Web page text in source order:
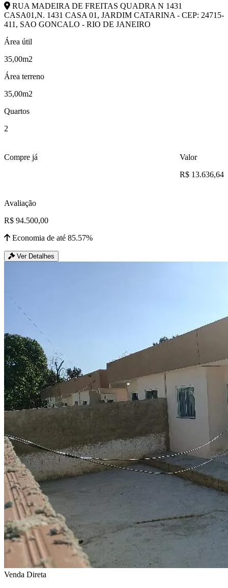
RUA MADEIRA DE FREITAS QUADRA N 1431
CASA01,N. 1431 CASA 01, JARDIM CATARINA - CEP: 24715-
411, SAO GONCALO - RIO DE JANEIRO
Área útil
35,00m2
Área terreno
35,00m2
Quartos
2
Compre já
Valor
R$ 13.636,64
Avaliação
R$ 94.500,00
Economia de até 85.57%
Ver Detalhes
Venda Direta